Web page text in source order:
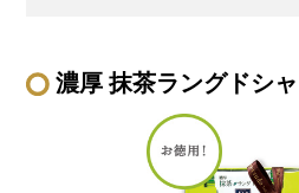
濃厚 抹茶ラングドシャ